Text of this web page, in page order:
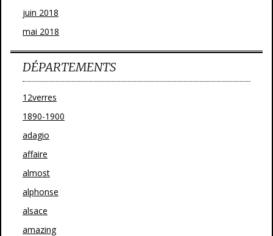
juin 2018
mai 2018
DÉPARTEMENTS
12verres
1890-1900
adagio
affaire
almost
alphonse
alsace
amazing